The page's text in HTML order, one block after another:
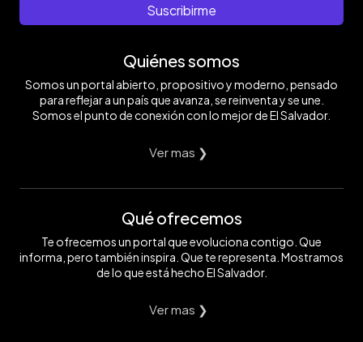
Suscribirme
Quiénes somos
Somos un portal abierto, propositivo y moderno, pensado
para reflejar a un país que avanza, se reinventa y se une.
Somos el punto de conexión con lo mejor de El Salvador.
Ver mas ❯
Qué ofrecemos
Te ofrecemos un portal que evoluciona contigo. Que
informa, pero también inspira. Que te representa. Mostramos
de lo que está hecho El Salvador.
Ver mas ❯